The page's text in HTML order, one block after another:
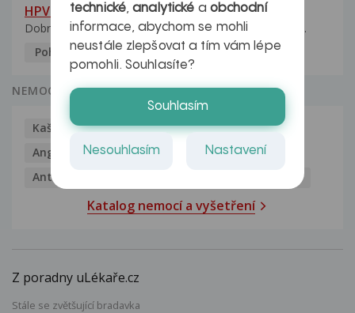
HPV typ 52 u partnerky
Dobrý deň prajem. Prosím Vás ako sa dá vyliečiť vírus...
Pohlavní nemoci
5.10.2023
NEMOCI
Kašel Alergie Alkoholismus
Analgetika
Angína
Antibiotika
Antidepresiva
Antihistaminika
Antivirotika
Katalog nemocí a vyšetření
Z poradny uLékaře.cz
Stále se zvětšující bradavka
technické,analytické a obchodní
informace, abychom se mohli
neustále zlepšovat a tím vám lépe
pomohli. Souhlasíte?
Souhlasím
Nesouhlasím Nastavení